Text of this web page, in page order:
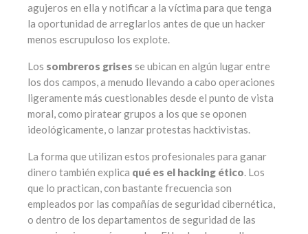
agujeros en ella y notificar a la víctima para que tenga
la oportunidad de arreglarlos antes de que un hacker
menos escrupuloso los explote.
Los sombreros grises se ubican en algún lugar entre
los dos campos, a menudo llevando a cabo operaciones
ligeramente más cuestionables desde el punto de vista
moral, como piratear grupos a los que se oponen
ideológicamente, o lanzar protestas hacktivistas.
La forma que utilizan estos profesionales para ganar
dinero también explica qué es el hacking ético. Los
que lo practican, con bastante frecuencia son
empleados por las compañías de seguridad cibernética,
o dentro de los departamentos de seguridad de las